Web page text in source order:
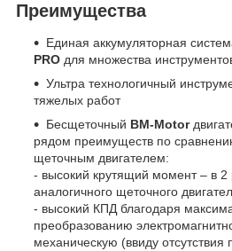
Преимущества
Единая аккумуляторная
PRO для множества
Ультра технологичный
тяжелых работ
Бесщеточный BM-Motor
рядом преимуществ по
щеточным двигателем:
- высокий крутящий момент – в
аналогичного щеточного
- высокий КПД благодаря
преобразованию
механическую (ввиду отсутствия